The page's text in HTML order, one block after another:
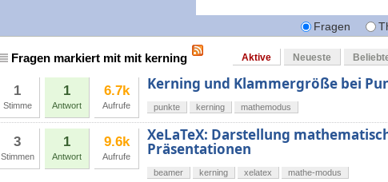
Fragen
Fragen markiert mit mit kerning Aktive Neueste
1
Stimme
1
Antwort
6.7k
Aufrufe
Kerning und Klammergröße bei
punkte kerning mathemodus
3
Stimmen
1
Antwort
9.6k
Aufrufe
XeLaTeX: Darstellung
Präsentationen
beamer kerning xelatex mathe-modus